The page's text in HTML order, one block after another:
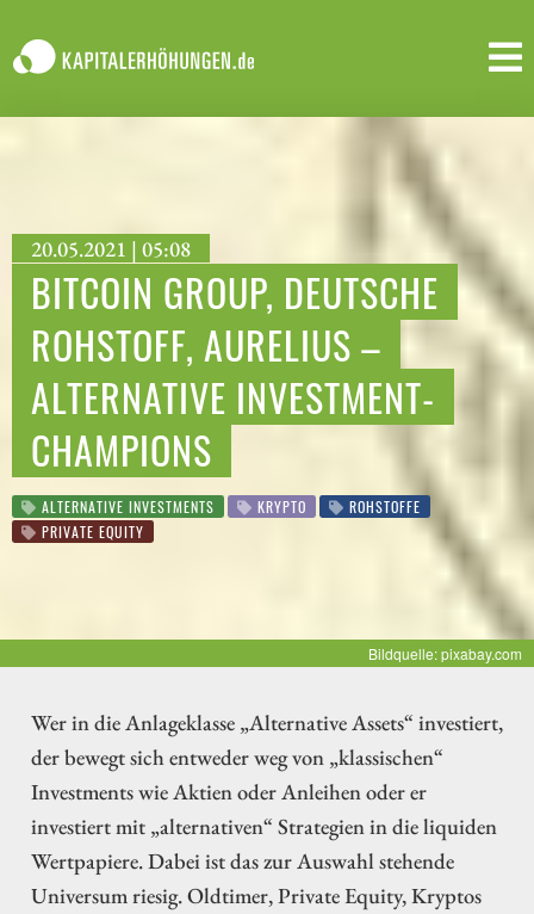
20.05.2021 | 05:08
BITCOIN GROUP, DEUTSCHE
ROHSTOFF, AURELIUS –
ALTERNATIVE INVESTMENT-
CHAMPIONS
ALTERNATIVE INVESTMENTS KRYPTO
ROHSTOFFE
PRIVATE EQUITY
Bildquelle: pixabay.com
Wer in die Anlageklasse „Alternative Assets“ investiert,
der bewegt sich entweder weg von „klassischen“
Investments wie Aktien oder Anleihen oder er
investiert mit „alternativen“ Strategien in die liquiden
Wertpapiere. Dabei ist das zur Auswahl stehende
Universum riesig. Oldtimer, Private Equity, Kryptos